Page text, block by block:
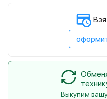
Выкупим